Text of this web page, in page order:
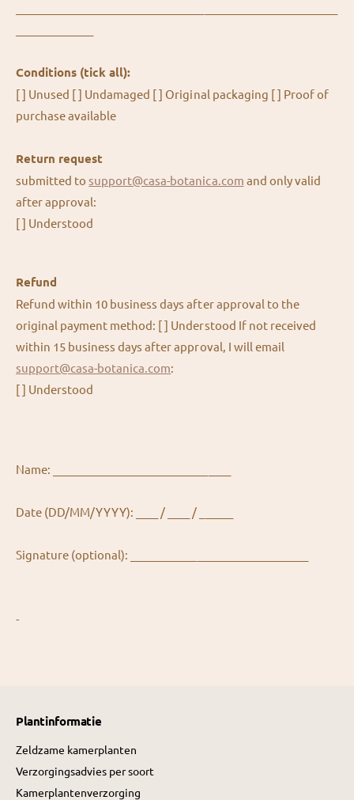
Conditions (tick all):
[ ] Unused [ ] Undamaged [ ] Original packaging [ ] Proof of
purchase available
Return request
submitted to support@casa-botanica.com and only valid
after approval:
[ ] Understood
Refund
Refund within 10 business days after approval to the
original payment method: [ ] Understood If not received
within 15 business days after approval, I will email
support@casa-botanica.com:
[ ] Understood
Name: ________________________________
Date (DD/MM/YYYY): ____ / ____ / ______
Signature (optional): ________________________________
-
Plantinformatie
Zeldzame kamerplanten
Verzorgingsadvies per soort
Kamerplantenverzorging